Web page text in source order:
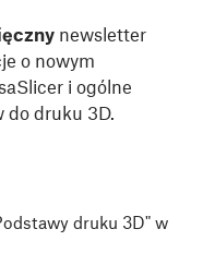
newsletter
o nowym
i ogólne
druku 3D.
druku 3D" w